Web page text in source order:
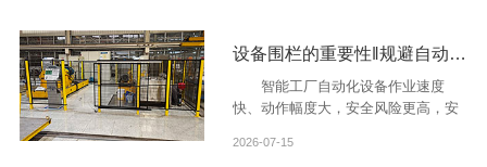
设备围栏的重要性‖规避自动化产线安全隐患
智能工厂自动化设备作业速度
快、动作幅度大，安全风险更高，安
2026-07-15